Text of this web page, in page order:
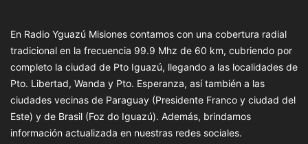
En Radio Yguazú Misiones contamos con una cobertura radial
tradicional en la frecuencia 99.9 Mhz de 60 km, cubriendo por
completo la ciudad de Pto Iguazú, llegando a las localidades de
Pto. Libertad, Wanda y Pto. Esperanza, así también a las
ciudades vecinas de Paraguay (Presidente Franco y ciudad del
Este) y de Brasil (Foz do Iguazú). Además, brindamos
información actualizada en nuestras redes sociales.